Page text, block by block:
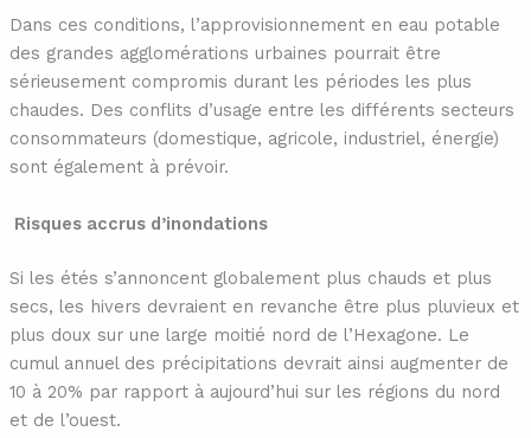
Dans ces conditions, l’approvisionnement en eau potable
des grandes agglomérations urbaines pourrait être
sérieusement compromis durant les périodes les plus
chaudes. Des conflits d’usage entre les différents secteurs
consommateurs (domestique, agricole, industriel, énergie)
sont également à prévoir.
Risques accrus d’inondations
Si les étés s’annoncent globalement plus chauds et plus
secs, les hivers devraient en revanche être plus pluvieux et
plus doux sur une large moitié nord de l’Hexagone. Le
cumul annuel des précipitations devrait ainsi augmenter de
10 à 20% par rapport à aujourd’hui sur les régions du nord
et de l’ouest.